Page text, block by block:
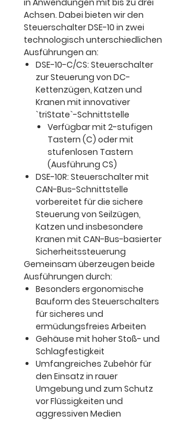
in Anwendungen mit bis zu drei
Achsen. Dabei bieten wir den
Steuerschalter DSE-10 in zwei
technologisch unterschiedlichen
Ausführungen an:
DSE-10-C/CS: Steuerschalter
zur Steuerung von DC-
Kettenzügen, Katzen und
Kranen mit innovativer
`triState`-Schnittstelle
Verfügbar mit 2-stufigen
Tastern (C) oder mit
stufenlosen Tastern
(Ausführung CS)
DSE-10R: Steuerschalter mit
CAN-Bus-Schnittstelle
vorbereitet für die sichere
Steuerung von Seilzügen,
Katzen und insbesondere
Kranen mit CAN-Bus-basierter
Sicherheitssteuerung
Gemeinsam überzeugen beide
Ausführungen durch:
Besonders ergonomische
Bauform des Steuerschalters
für sicheres und
ermüdungsfreies Arbeiten
Gehäuse mit hoher Stoß- und
Schlagfestigkeit
Umfangreiches Zubehör für
den Einsatz in rauer
Umgebung und zum Schutz
vor Flüssigkeiten und
aggressiven Medien